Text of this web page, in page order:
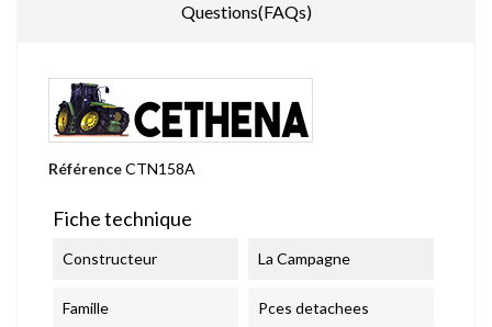
Questions(FAQs)
RéférenceCTN158A
Fiche technique
Constructeur La Campagne
Famille Pces detachees